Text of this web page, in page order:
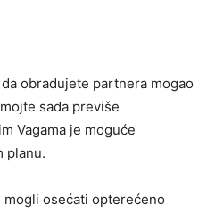
obradujete partnera mogao
sada previše
Vagama je moguće
planu.
mogli osećati opterećeno